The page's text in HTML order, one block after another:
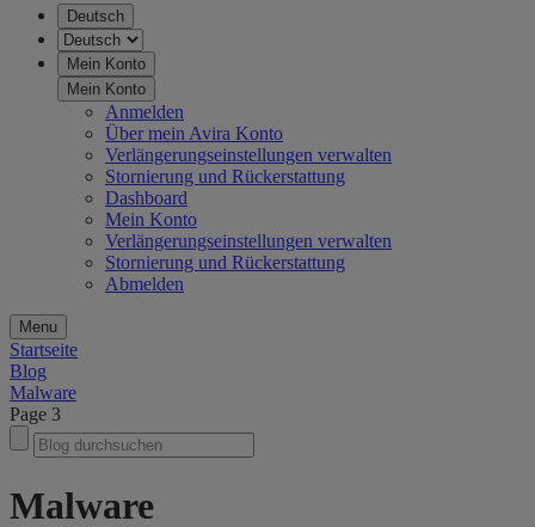
Deutsch
Mein Konto
Mein Konto
Anmelden
Über mein Avira Konto
Verlängerungseinstellungen verwalten
Stornierung und Rückerstattung
Dashboard
Mein Konto
Verlängerungseinstellungen verwalten
Stornierung und Rückerstattung
Abmelden
Menu
Startseite
Blog
Malware
Page 3
Malware